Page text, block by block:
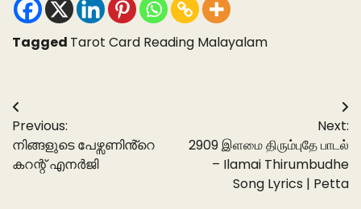
Tagged Tarot Card Reading Malayalam
Post
navigation
Previous:
നിങ്ങളുടെ പേഴ്സണിൻ്റെ
കറന്റ് എനർജി
Next:
2909 இளமை திரும்புதே பாடல்
– Ilamai Thirumbudhe
Song Lyrics | Petta